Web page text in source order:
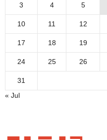
3 4 5
10 11 12
17 18 19
24 25 26
31
« Jul